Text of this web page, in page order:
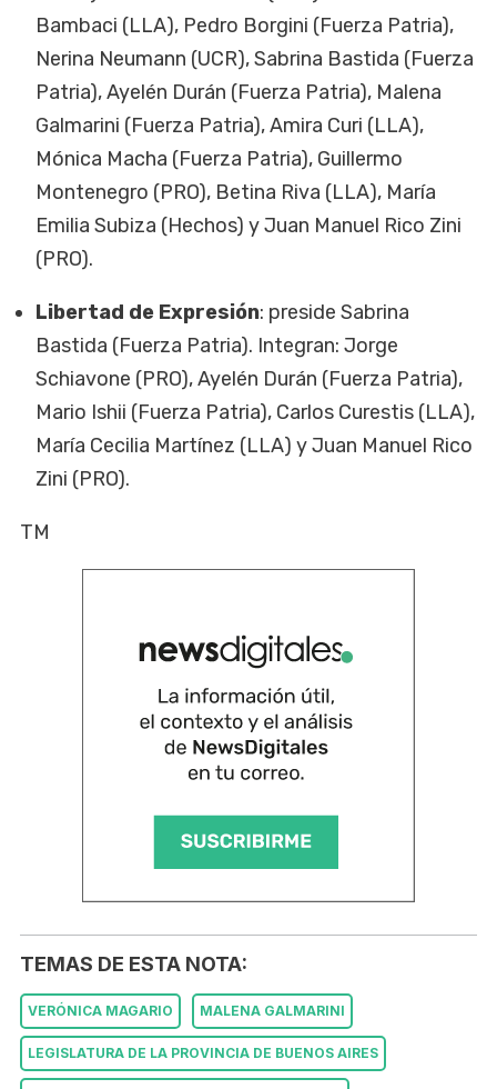
Bambaci (LLA), Pedro Borgini (Fuerza Patria),
Nerina Neumann (UCR), Sabrina Bastida (Fuerza
Patria), Ayelén Durán (Fuerza Patria), Malena
Galmarini (Fuerza Patria), Amira Curi (LLA),
Mónica Macha (Fuerza Patria), Guillermo
Montenegro (PRO), Betina Riva (LLA), María
Emilia Subiza (Hechos) y Juan Manuel Rico Zini
(PRO).
Libertad de Expresión: preside Sabrina
Bastida (Fuerza Patria). Integran: Jorge
Schiavone (PRO), Ayelén Durán (Fuerza Patria),
Mario Ishii (Fuerza Patria), Carlos Curestis (LLA),
María Cecilia Martínez (LLA) y Juan Manuel Rico
Zini (PRO).
TM
TEMAS DE ESTA NOTA:
VERÓNICA MAGARIO MALENA GALMARINI
LEGISLATURA DE LA PROVINCIA DE BUENOS AIRES